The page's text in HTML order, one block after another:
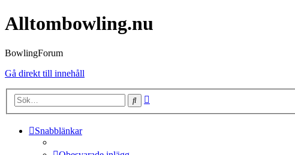
Alltombowling.nu
BowlingForum
Gå direkt till innehåll
Sök
Snabblänkar